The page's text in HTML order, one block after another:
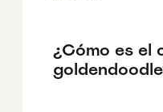
¿Cómo es el